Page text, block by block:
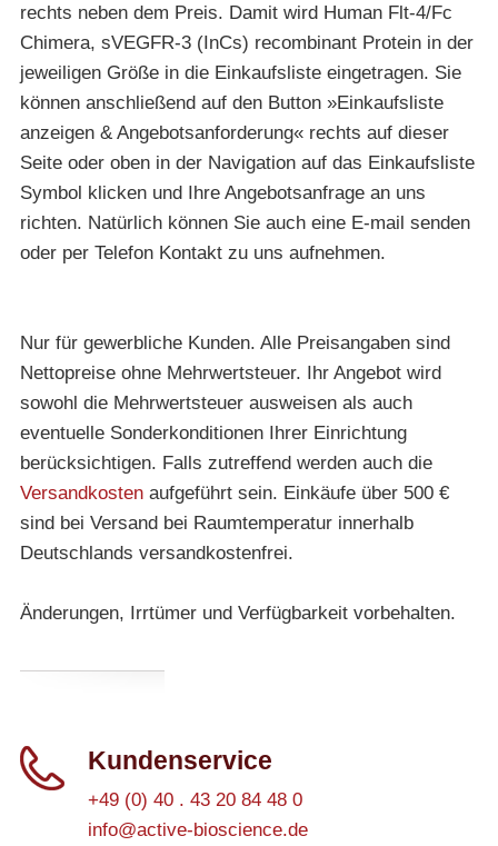
rechts neben dem Preis. Damit wird Human Flt-4/Fc
Chimera, sVEGFR-3 (InCs) recombinant Protein in der
jeweiligen Größe in die Einkaufsliste eingetragen. Sie
können anschließend auf den Button »Einkaufsliste
anzeigen & Angebotsanforderung« rechts auf dieser
Seite oder oben in der Navigation auf das Einkaufsliste
Symbol klicken und Ihre Angebotsanfrage an uns
richten. Natürlich können Sie auch eine E-mail senden
oder per Telefon Kontakt zu uns aufnehmen.
Nur für gewerbliche Kunden. Alle Preisangaben sind
Nettopreise ohne Mehrwertsteuer. Ihr Angebot wird
sowohl die Mehrwertsteuer ausweisen als auch
eventuelle Sonderkonditionen Ihrer Einrichtung
berücksichtigen. Falls zutreffend werden auch die
Versandkostenaufgeführt sein. Einkäufe über 500 €
sind bei Versand bei Raumtemperatur innerhalb
Deutschlands versandkostenfrei.
Änderungen, Irrtümer und Verfügbarkeit vorbehalten.
Kundenservice
+49 (0) 40 . 43 20 84 48 0
info@active-bioscience.de